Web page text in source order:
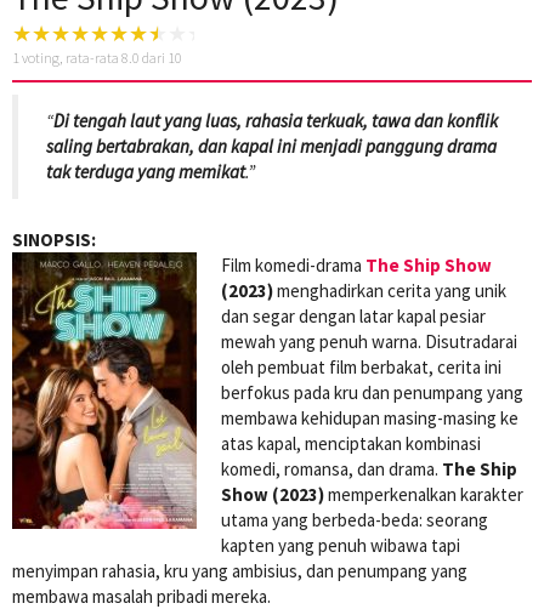
1 voting, rata-rata 8.0 dari 10
“Di tengah laut yang luas, rahasia terkuak, tawa dan konflik
saling bertabrakan, dan kapal ini menjadi panggung drama
tak terduga yang memikat.”
SINOPSIS:
Film komedi-drama The Ship Show
(2023)menghadirkan cerita yang unik
dan segar dengan latar kapal pesiar
mewah yang penuh warna. Disutradarai
oleh pembuat film berbakat, cerita ini
berfokus pada kru dan penumpang yang
membawa kehidupan masing-masing ke
atas kapal, menciptakan kombinasi
komedi, romansa, dan drama. The Ship
Show (2023)memperkenalkan karakter
utama yang berbeda-beda: seorang
kapten yang penuh wibawa tapi
menyimpan rahasia, kru yang ambisius, dan penumpang yang
membawa masalah pribadi mereka.